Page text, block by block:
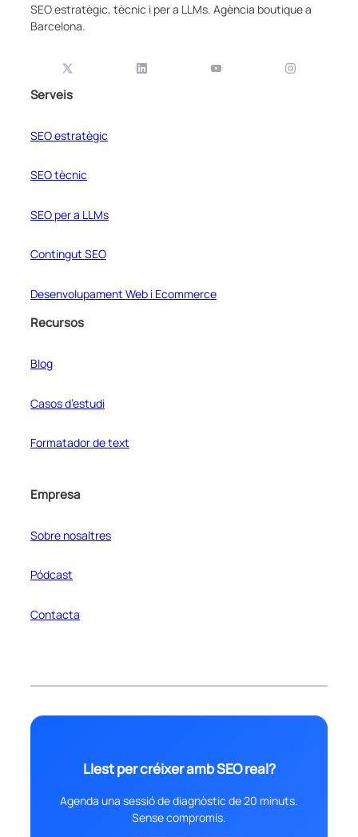
SEO estratègic, tècnic i per a LLMs. Agència boutique a
Barcelona.
Serveis
SEO estratègic
SEO tècnic
SEO per a LLMs
Contingut SEO
Desenvolupament Web i Ecommerce
Recursos
Blog
Casos d’estudi
Formatador de text
Empresa
Sobre nosaltres
Pódcast
Contacta
Llest per créixer amb SEO real?
Agenda una sessió de diagnòstic de 20 minuts.
Sense compromís.